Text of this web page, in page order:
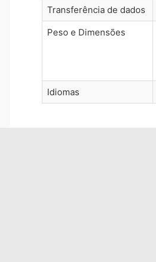
Transferência de dados
Peso e Dimensões
Idiomas